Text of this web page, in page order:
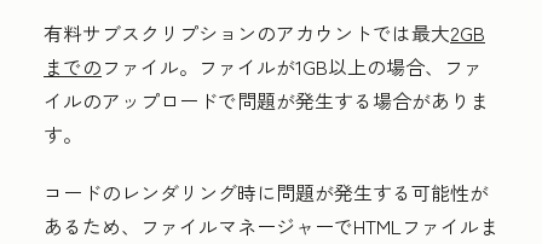
有料サブスクリプションのアカウントでは最大2GB
までのファイル。ファイルが1GB以上の場合、ファ
イルのアップロードで問題が発生する場合がありま
す。
コードのレンダリング時に問題が発生する可能性が
あるため、ファイルマネージャーでHTMLファイルま